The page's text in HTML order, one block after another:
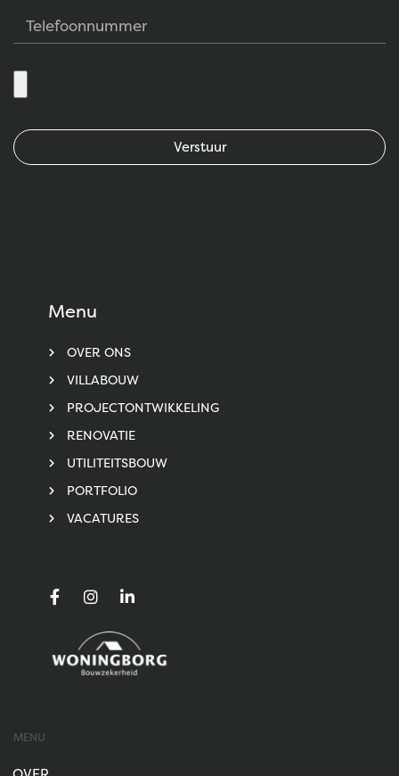
Verstuur
Menu
OVER ONS
VILLABOUW
PROJECTONTWIKKELING
RENOVATIE
UTILITEITSBOUW
PORTFOLIO
VACATURES
MENU